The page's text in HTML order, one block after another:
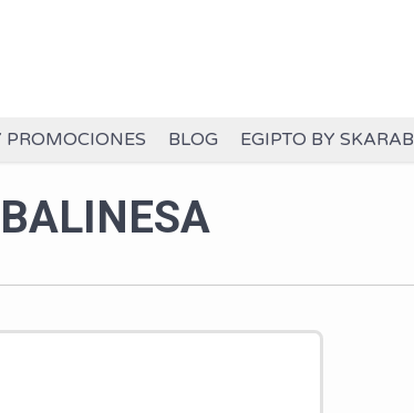
PROMOCIONES BLOG EGIPTO BY SKARAB